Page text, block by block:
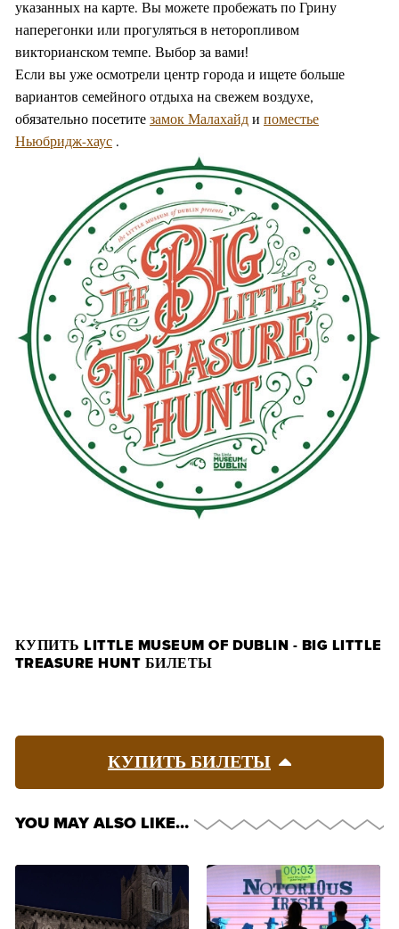
указанных на карте. Вы можете пробежать по Грину
наперегонки или прогуляться в неторопливом
викторианском темпе. Выбор за вами!
Если вы уже осмотрели центр города и ищете больше
вариантов семейного отдыха на свежем воздухе,
обязательно посетите замок Малахайд и поместье
Ньюбридж-хаус .
КУПИТЬ LITTLE MUSEUM OF DUBLIN - BIG LITTLE
TREASURE HUNT БИЛЕТЫ
КУПИТЬ БИЛЕТЫ
YOU MAY ALSO LIKE…